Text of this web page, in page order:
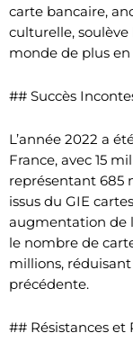
carte bancaire,
culturelle,
monde de plus
## Succès
L’année 2022 a
France, avec 15
représentant 685
issus du GIE
augmentation de
le nombre de
millions, réduisant
précédente.
## Résistances et